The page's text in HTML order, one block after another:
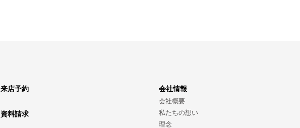
来店予約
資料請求
会社情報
会社概要
私たちの想い
理念